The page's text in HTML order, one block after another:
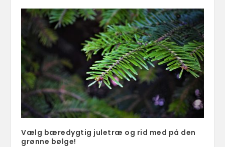
Vælg bæredygtig juletræ og rid med på den
grønne bølge!